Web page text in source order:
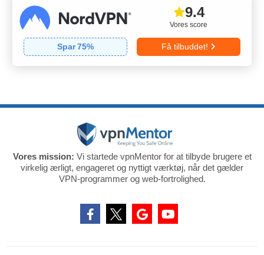
Vores score
9.4
Spar75% Få tilbuddet!
Vores mission: Vi startede vpnMentor for at tilbyde brugere et
virkelig ærligt, engageret og nyttigt værktøj, når det gælder
VPN-programmer og web-fortrolighed.